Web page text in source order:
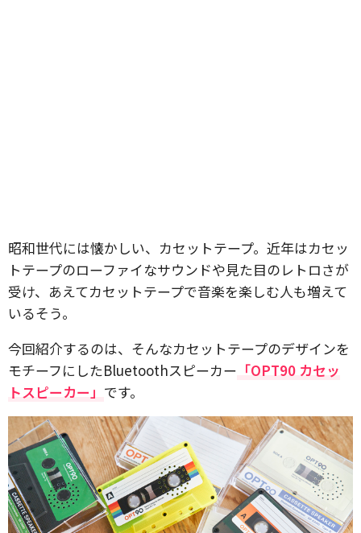
昭和世代には懐かしい、カセットテープ。近年はカセッ
トテープのローファイなサウンドや見た目のレトロさが
受け、あえてカセットテープで音楽を楽しむ人も増えて
いるそう。
今回紹介するのは、そんなカセットテープのデザインを
モチーフにしたBluetoothスピーカー 「OPT90 カセッ
トスピーカー」 です。